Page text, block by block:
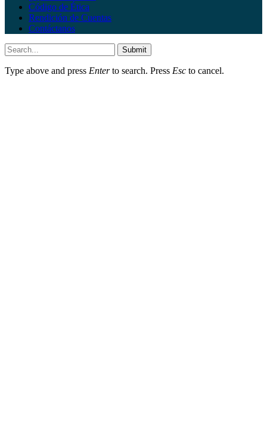
Código de Ética
Rendición de Cuentas
Contáctanos
Submit
Type above and press Enterto search. Press Esc to cancel.